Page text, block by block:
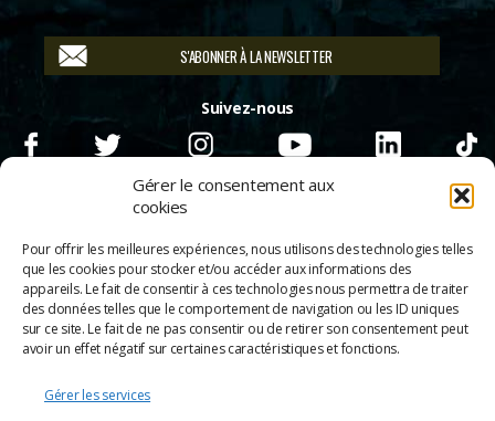
Gérer le consentement aux
cookies
Pour offrir les meilleures expériences, nous utilisons des technologies telles
que les cookies pour stocker et/ou accéder aux informations des
appareils. Le fait de consentir à ces technologies nous permettra de traiter
des données telles que le comportement de navigation ou les ID uniques
sur ce site. Le fait de ne pas consentir ou de retirer son consentement peut
avoir un effet négatif sur certaines caractéristiques et fonctions.
Gérer les services
S'ABONNER À LA NEWSLETTER
Suivez-nous